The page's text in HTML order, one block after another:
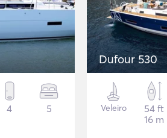
4 5
Dufour 530
Veleiro
54 ft
16 m